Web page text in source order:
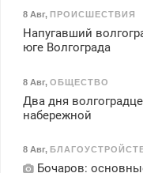
8 Авг, ПРОИСШЕСТВИЯ
Напугавший
юге Волгограда
8 Авг, ОБЩЕСТВО
Два дня
набережной
8 Авг,
Бочаров: